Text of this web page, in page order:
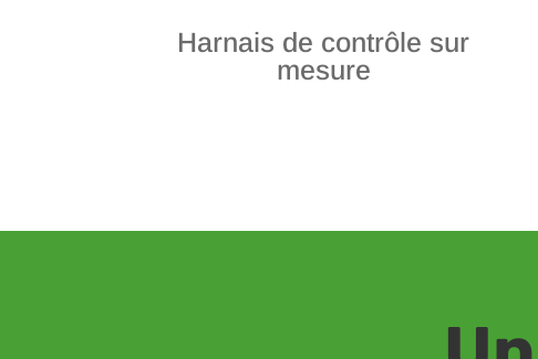
Harnais de contrôle sur
mesure